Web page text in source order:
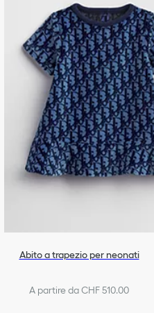
Abito a trapezio per neonati
A partire da CHF 510.00